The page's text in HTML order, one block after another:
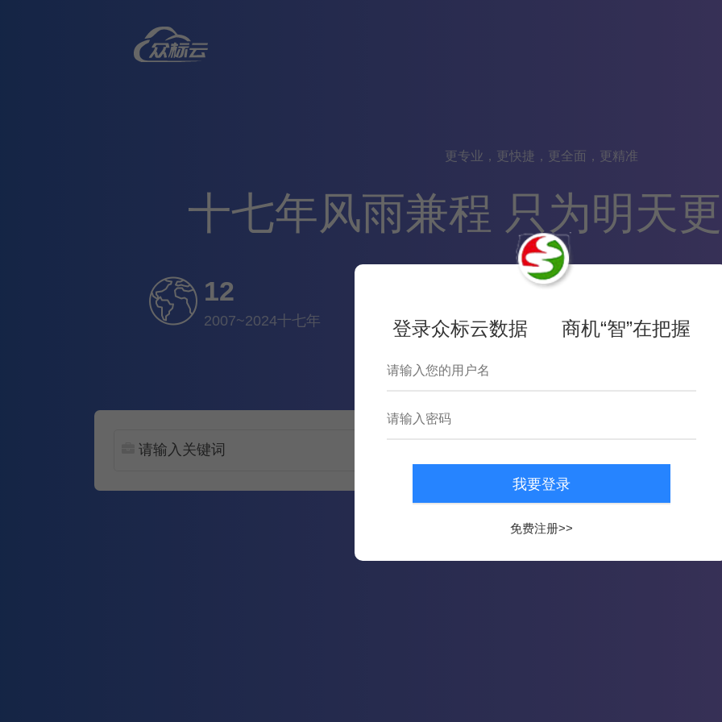
更专业，更快捷，更全面，更精准
十七年风雨兼程 只为明天
12
2007~2024十七年
682,096
数据
登录众标云数据 商机“智”在把握
免费注册>>